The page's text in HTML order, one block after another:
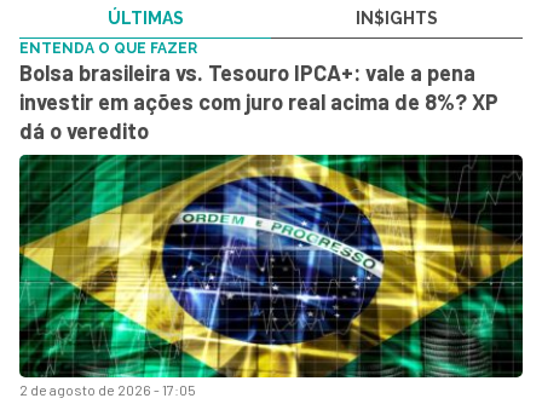
ÚLTIMAS IN$IGHTS
2 de agosto de 2026 - 17:05
ENTENDA O QUE FAZER
Bolsa brasileira vs. Tesouro IPCA+: vale a pena
investir em ações com juro real acima de 8%? XP
dá o veredito